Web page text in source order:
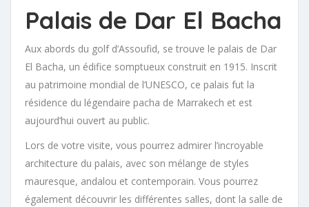
Palais de Dar El Bacha
Aux abords du golf d’Assoufid, se trouve le palais de Dar
El Bacha, un édifice somptueux construit en 1915. Inscrit
au patrimoine mondial de l’UNESCO, ce palais fut la
résidence du légendaire pacha de Marrakech et est
aujourd’hui ouvert au public.
Lors de votre visite, vous pourrez admirer l’incroyable
architecture du palais, avec son mélange de styles
mauresque, andalou et contemporain. Vous pourrez
également découvrir les différentes salles, dont la salle de